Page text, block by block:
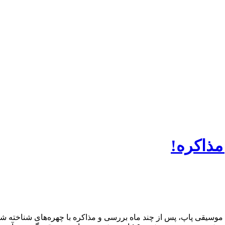
موسیقی پاپ، پس از چند ماه بررسی و مذاکره با چهره‌های